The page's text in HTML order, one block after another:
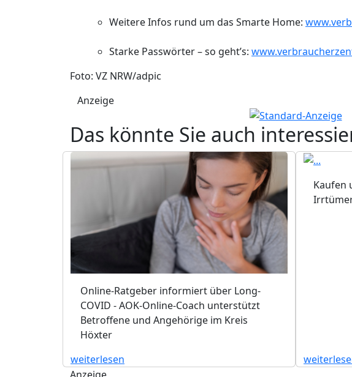
Weitere Infos rund um das Smarte Home:
Starke Passwörter – so geht’s:
Foto: VZ NRW/adpic
Anzeige
Das könnte Sie auch
Online-Ratgeber informiert über Long-
COVID - AOK-Online-Coach unterstützt
Betroffene und Angehörige im Kreis
Höxter
weiterlesen
Kaufen